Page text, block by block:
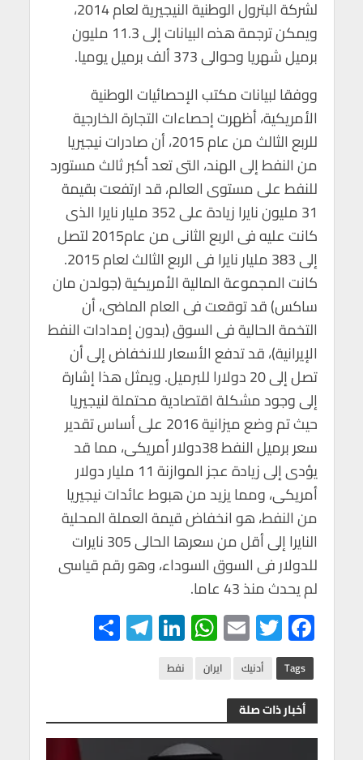
لشركة البترول الوطنية النيجيرية لعام 2014،
ويمكن ترجمة هذه البيانات إلى 11.3 مليون
برميل شهريا وحوالى 373 ألف برميل يوميا.
ووفقا لبيانات مكتب الإحصائيات الوطنية
الأمريكية، أظهرت إحصاءات التجارة الخارجية
للربع الثالث من عام 2015، أن صادرات نيجيريا
من النفط إلى الهند، التى تعد أكبر ثالث مستورد
للنفط على مستوى العالم، قد ارتفعت بقيمة
31 مليون نايرا زيادة على 352 مليار نايرا الذى
كانت عليه فى الربع الثانى من عام2015 لتصل
إلى 383 مليار نايرا فى الربع الثالث لعام 2015.
كانت المجموعة المالية الأمريكية (جولدن مان
ساكس) قد توقعت فى العام الماضى، أن
التخمة الحالية فى السوق (بدون إمدادات النفط
الإيرانية)، قد تدفع الأسعار للانخفاض إلى أن
تصل إلى 20 دولارا للبرميل. ويمثل هذا إشارة
إلى وجود مشكلة اقتصادية محتملة لنيجيريا
حيث تم وضع ميزانية 2016 على أساس تقدير
سعر برميل النفط 38دولار أمريكى، مما قد
يؤدى إلى زيادة عجز الموازنة 11 مليار دولار
أمريكى، ومما يزيد من هبوط عائدات نيجيريا
من النفط، هو انخفاض قيمة العملة المحلية
النايرا إلى أقل من سعرها الحالى 305 نايرات
للدولار فى السوق السوداء، وهو رقم قياسى
لم يحدث منذ 43 عاما.
F
ac
e
b
o
T
wi
tt
er
E
m
ail
W
h
at
A
Li
n
n
Te
le
m
Tags أدنيك ايران نفط
أخبار ذات صلة